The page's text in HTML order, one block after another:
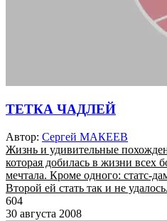
ТЕТКА ЧАДЛЕЙ
Автор: Сергей МАКЕЕВ
Жизнь и удивительные
которая добилась в жизни всех
мечтала. Кроме одного: статс-
Второй ей стать так и не
604
30 августа 2008